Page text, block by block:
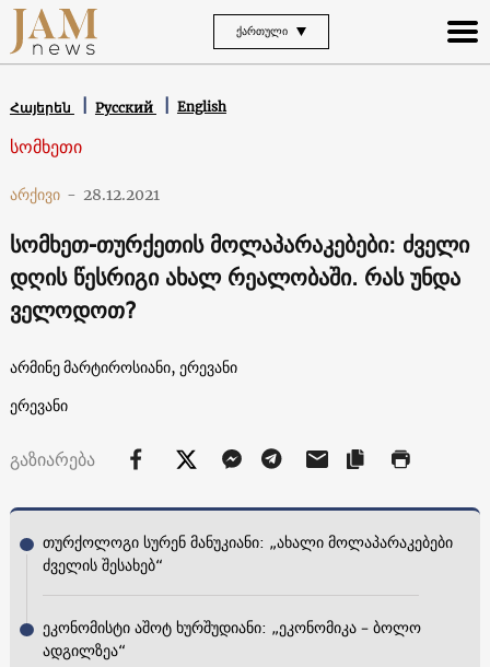
ᲥᲐᲠᲗᲣᲚᲘ
Հայերեն Русский English
სომხეთი
არქივი - 28.12.2021
სომხეთ-თურქეთის მოლაპარაკებები: ძველი
დღის წესრიგი ახალ რეალობაში. რას უნდა
ველოდოთ?
არმინე მარტიროსიანი, ერევანი
ერევანი
გაზიარება
თურქოლოგი სურენ მანუკიანი: „ახალი მოლაპარაკებები
ძველის შესახებ“
ეკონომისტი აშოტ ხურშუდიანი: „ეკონომიკა – ბოლო
ადგილზეა“